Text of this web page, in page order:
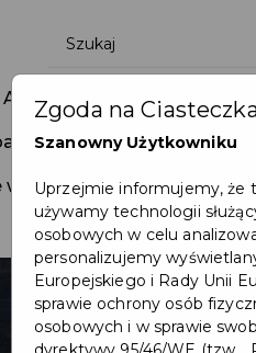
Aktualności Wydarzenia
Społeczna
w Pruszczu Mapa
Zgoda na
Szanowny Użytkowniku
Uprzejmie informujemy, że
używamy technologii
osobowych w celu
personalizujemy
Europejskiego i Rady Unii
sprawie ochrony osób
osobowych i w sprawie